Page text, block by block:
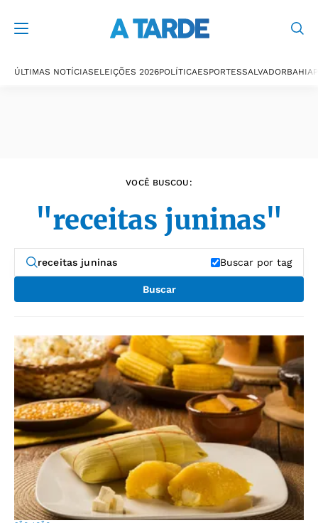
ÚLTIMAS NOTÍCIASELEIÇÕES 2026POLÍTICAESPORTESSALVADORBAHIA
VOCÊ BUSCOU:
"receitas juninas"
Buscar por tag
Buscar